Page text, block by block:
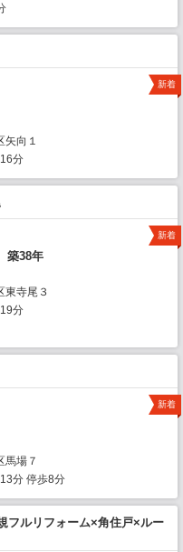
向１
分
新着
築38年
東寺尾３
分
新着
馬場７
分 停歩8分
新着
フルリフォーム×角住戸×ルー